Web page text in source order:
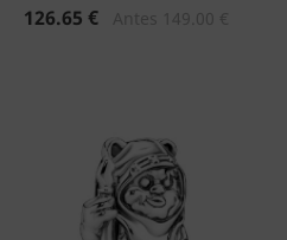
126.65 €